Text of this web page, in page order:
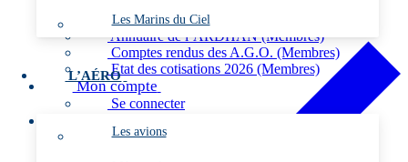
Les Marins du Ciel
L’AÉRO
Les avions
Les Gazettes de l’ARDHAN PDF (Membres)
Annuaire de l’ARDHAN (Membres)
Comptes rendus des A.G.O. (Membres)
Etat des cotisations 2026 (Membres)
Mon compte
Se connecter